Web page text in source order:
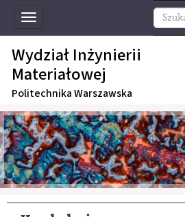
Toggle
navigation
Wydział Inżynierii
Materiałowej
Politechnika Warszawska